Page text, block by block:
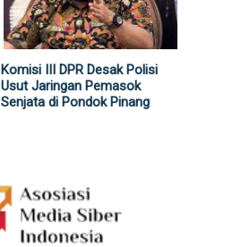
Komisi III DPR Desak Polisi
Usut Jaringan Pemasok
Senjata di Pondok Pinang